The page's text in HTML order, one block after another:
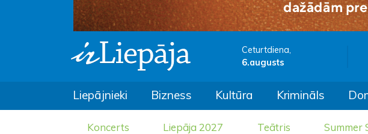
Ceturtdiena,
6.augusts
Liepājnieki Bizness Kultūra Krimināls
Koncerts Liepāja 2027 Teātris Summer